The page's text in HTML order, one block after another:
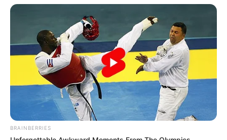
BRAINBERRIES